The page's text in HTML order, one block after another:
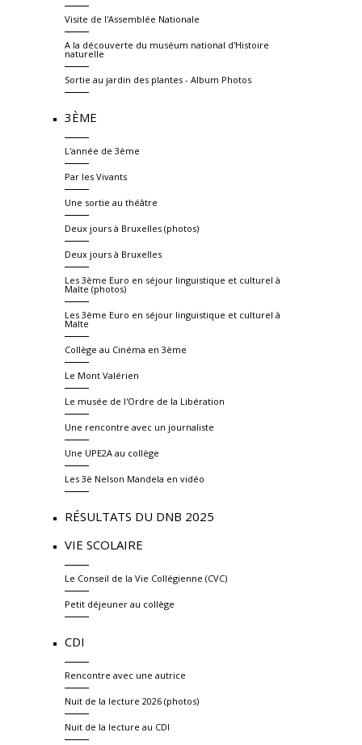
Visite de l'Assemblée Nationale
A la découverte du muséum national d'Histoire
naturelle
Sortie au jardin des plantes - Album Photos
3ÈME
L'année de 3ème
Par les Vivants
Une sortie au théâtre
Deux jours à Bruxelles (photos)
Deux jours à Bruxelles
Les 3ème Euro en séjour linguistique et culturel à
Malte (photos)
Les 3ème Euro en séjour linguistique et culturel à
Malte
Collège au Cinéma en 3ème
Le Mont Valérien
Le musée de l'Ordre de la Libération
Une rencontre avec un journaliste
Une UPE2A au collège
Les 3è Nelson Mandela en vidéo
RÉSULTATS DU DNB 2025
VIE SCOLAIRE
Le Conseil de la Vie Collégienne (CVC)
Petit déjeuner au collège
CDI
Rencontre avec une autrice
Nuit de la lecture 2026 (photos)
Nuit de la lecture au CDI